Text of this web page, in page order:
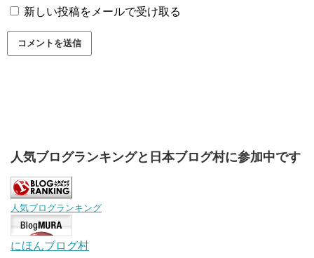
新しい投稿をメールで受け取る
人気ブログランキングと日本ブログ村に参加中です
人気ブログランキング
にほんブログ村